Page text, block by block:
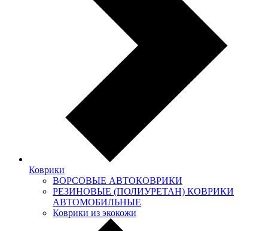
Коврики
ВОРСОВЫЕ АВТОКОВРИКИ
РЕЗИНОВЫЕ (ПОЛИУРЕТАН) КОВРИКИ
АВТОМОБИЛЬНЫЕ
Коврики из экокожи